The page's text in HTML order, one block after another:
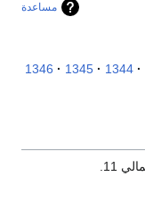
مساعدة
1344
1345
1346